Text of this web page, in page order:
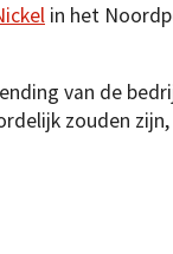
in het
van de
zouden